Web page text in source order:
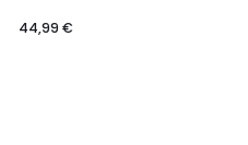
44,99 €